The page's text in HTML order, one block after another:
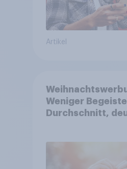
Artikel
Weniger
Durchschnitt,